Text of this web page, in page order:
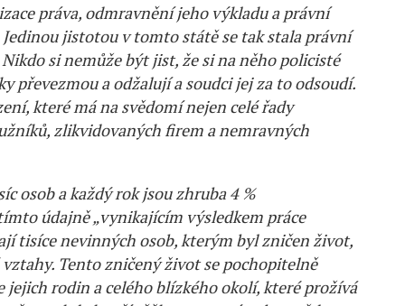
práva, odmravnění jeho výkladu a právní
jistotou v tomto státě se tak stala právní
si nemůže být jist, že si na něho policisté
a odžalují a soudci jej za to odsoudí.
které má na svědomí nejen celé řady
zlikvidovaných firem a nemravných
osob a každý rok jsou zhruba 4 %
údajně „vynikajícím výsledkem práce
tisíce nevinných osob, kterým byl zničen život,
Tento zničený život se pochopitelně
rodin a celého blízkého okolí, které prožívá